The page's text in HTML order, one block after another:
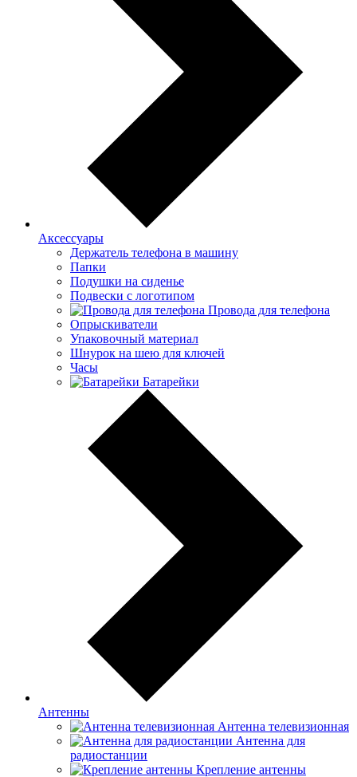
Аксессуары
Держатель телефона в машину
Папки
Подушки на сиденье
Подвески с логотипом
Провода для телефона
Опрыскиватели
Упаковочный материал
Шнурок на шею для ключей
Часы
Батарейки
Антенны
Антенна телевизионная
Антенна для
радиостанции
Крепление антенны